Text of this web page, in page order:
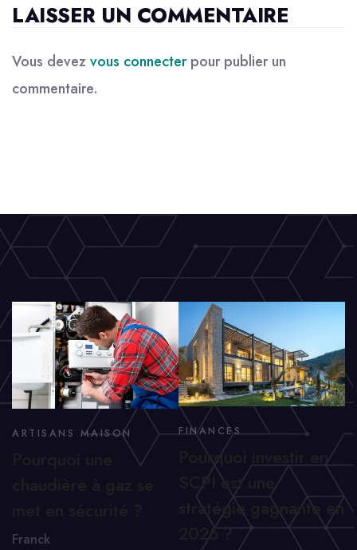
LAISSER UN COMMENTAIRE
Vous devez vous connecterpour publier un
commentaire.
ARTISANS MAISON
Franck
FINANCES
Pourquoi investir en
SCPI est une
stratégie gagnante en
2025 ?